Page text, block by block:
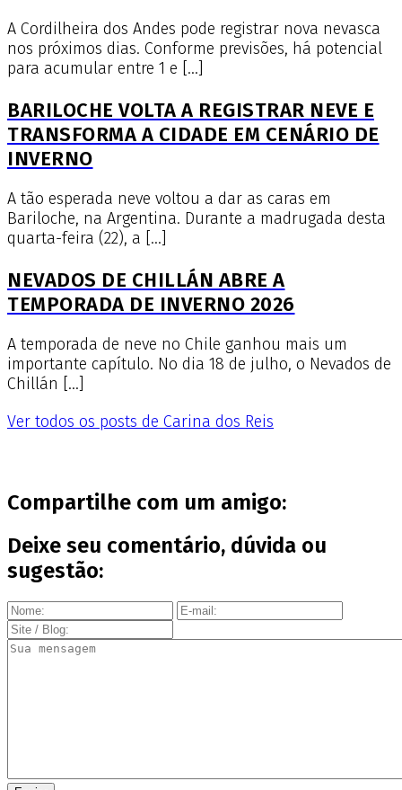
A Cordilheira dos Andes pode registrar nova nevasca
nos próximos dias. Conforme previsões, há potencial
para acumular entre 1 e […]
BARILOCHE VOLTA A REGISTRAR NEVE E
TRANSFORMA A CIDADE EM CENÁRIO DE
INVERNO
A tão esperada neve voltou a dar as caras em
Bariloche, na Argentina. Durante a madrugada desta
quarta-feira (22), a […]
NEVADOS DE CHILLÁN ABRE A
TEMPORADA DE INVERNO 2026
A temporada de neve no Chile ganhou mais um
importante capítulo. No dia 18 de julho, o Nevados de
Chillán […]
Ver todos os posts de Carina dos Reis
Compartilhe com um amigo:
Deixe seu comentário, dúvida ou
sugestão: